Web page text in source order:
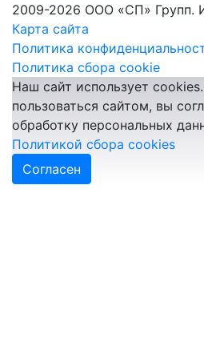
2009-2026 ООО «СП» Групп.
Карта сайта
Политика
Политика сбора cookie
Наш сайт использует
пользоваться сайтом, вы
обработку персональных
Политикой сбора cookies
Согласен